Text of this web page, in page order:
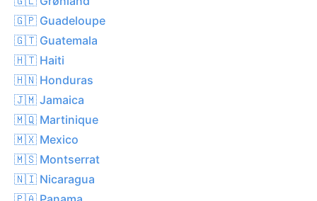
🇬🇵 Guadeloupe
🇬🇹 Guatemala
🇭🇹 Haiti
🇭🇳 Honduras
🇯🇲 Jamaica
🇲🇶 Martinique
🇲🇽 Mexico
🇲🇸 Montserrat
🇳🇮 Nicaragua